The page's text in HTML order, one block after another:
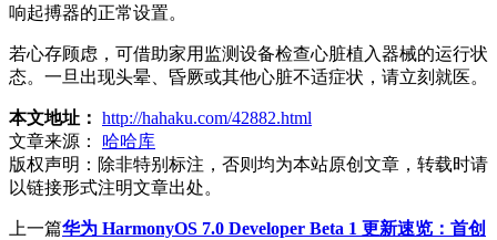
响起搏器的正常设置。
若心存顾虑，可借助家用监测设备检查心脏植入器械的运行状
态。一旦出现头晕、昏厥或其他心脏不适症状，请立刻就医。
本文地址： http://hahaku.com/42882.html
文章来源：
哈哈库
版权声明： 除非特别标注，否则均为本站原创文章，转载时请
以链接形式注明文章出处。
上一篇华为 HarmonyOS 7.0 Developer Beta 1 更新速览：首创